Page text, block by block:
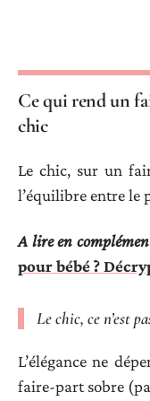
Ce qui rend un
chic
Le chic, sur un
l’équilibre entre le
A lire en
pour bébé ?
Le chic, ce n’est
L’élégance ne
faire-part sobre